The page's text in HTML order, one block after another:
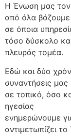
Η Ένωση μας
από όλα
σε όποια
τόσο δύσκολο
πλευράς τομέα.
Εδώ και δύο
συναντήσεις
σε τοπικό, όσο
ηγεσίας
ενημερώνουμε
αντιμετωπίζει